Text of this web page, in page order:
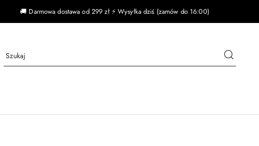
🚚 Darmowa dostawa od 299 zł ⚡ Wysyłka dziś (zamów do 16:00)